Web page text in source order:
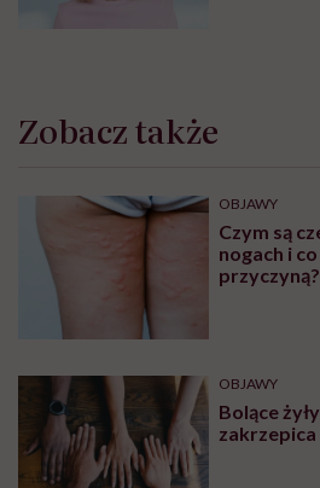
Zobacz także
OBJAWY
Czym są
nogach i
przyczyną?
OBJAWY
Bolące
zakrzepica